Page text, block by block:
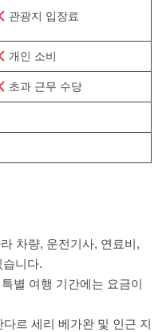
관광지 입장료
개인 소비
초과 근무 수당
차량, 운전기사, 연료비,
니다.
별 여행 기간에는 요금이
르 세리 베가완 및 인근 지